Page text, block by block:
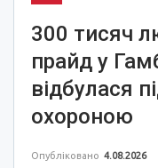
300 тисяч
прайд у
відбулася
охороною
Опубліковано 4.08.2026